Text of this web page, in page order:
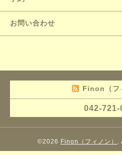
お問い合わせ
Finon（フ
042-721-
©2026 Finon（フィノン） .